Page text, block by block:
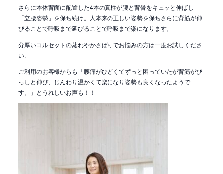
さらに本体背面に配置した4本の真柱が腰と背骨をキュッと伸ばし
「立腰姿勢」を保ち続け。人本来の正しい姿勢を保ちさらに背筋が伸
びることで呼吸まで延びることで呼吸まで楽になります。
分厚いコルセットの蒸れやかさばりでお悩みの方は一度お試しくださ
い。
ご利用のお客様からも「腰痛がひどくてずっと困っていたが背筋がび
っしと伸び、じんわり温かくて楽になり姿勢も良くなったようで
す。」とうれしいお声も！！